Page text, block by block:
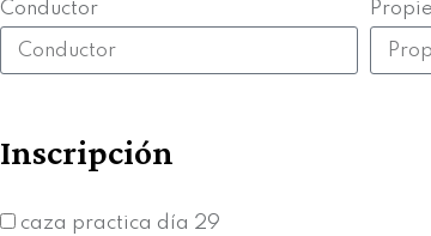
Conductor
Inscripción
caza practica día 29